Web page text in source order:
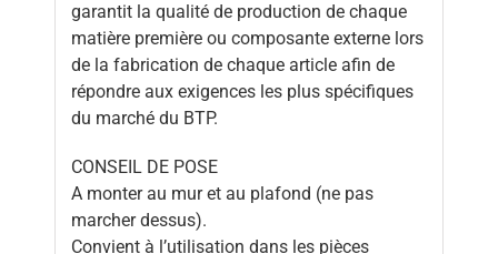
garantit la qualité de production de chaque
matière première ou composante externe lors
de la fabrication de chaque article afin de
répondre aux exigences les plus spécifiques
du marché du BTP.
CONSEIL DE POSE
A monter au mur et au plafond (ne pas
marcher dessus).
Convient à l’utilisation dans les pièces